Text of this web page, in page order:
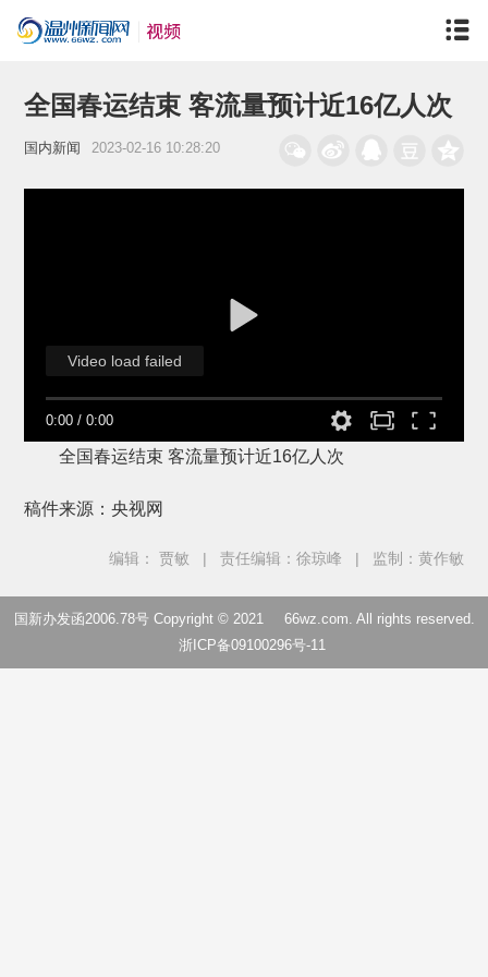
全国春运结束 客流量预计近16亿人次
国内新闻 2023-02-16 10:28:20
0:00 /0:00
Video load failed
全国春运结束 客流量预计近16亿人次
稿件来源：央视网
编辑： 贾敏 责任编辑：徐琼峰 监制：黄作敏
国新办发函2006.78号 Copyright © 2021 66wz.com. All rights reserved.
浙ICP备09100296号-11